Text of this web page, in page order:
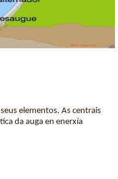
elementos. As centrais
da auga en enerxía